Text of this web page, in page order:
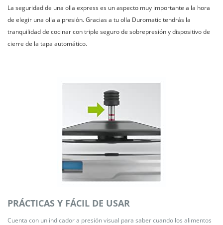
La seguridad de una olla express es un aspecto muy importante a la hora
de elegir una olla a presión. Gracias a tu olla Duromatic tendrás la
tranquilidad de cocinar con triple seguro de sobrepresión y dispositivo de
cierre de la tapa automático.
PRÁCTICAS Y FÁCIL DE USAR
Cuenta con un indicador a presión visual para saber cuando los alimentos